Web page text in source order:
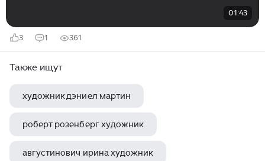
01:43
3 1 361
Также ищут
художник дэниел мартин
роберт розенберг художник
августинович ирина художник